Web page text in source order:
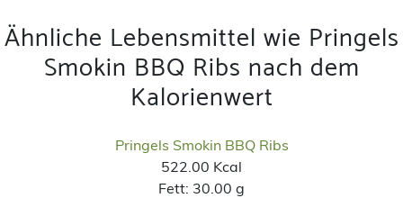
Ähnliche Lebensmittel wie Pringels
Smokin BBQ Ribs nach dem
Kalorienwert
Pringels Smokin BBQ Ribs
522.00 Kcal
Fett: 30.00 g